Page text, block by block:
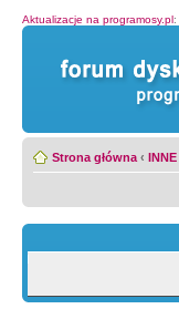
Aktualizacje na programosy.pl:
Strona główna ‹ INNE